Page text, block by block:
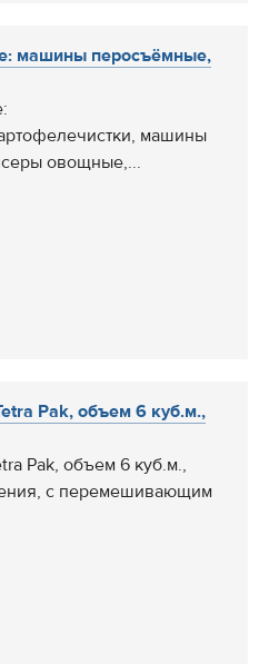
машины перосъёмные,
машины
овощные,...
Pak, объем 6 куб.м.,
Pak, объем 6 куб.м.,
с перемешивающим